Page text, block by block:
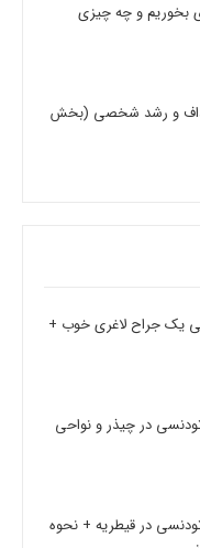
بخوریم و چه چیزی
و رشد شخصی (بخش
لاغری (9 ویژگی یک جراح لاغری خوب +
در چیذر و نواحی
در قیطریه + نحوه